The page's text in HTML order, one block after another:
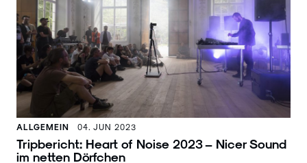
ALLGEMEIN 04. JUN 2023
Tripbericht: Heart of Noise 2023 – Nicer Sound
im netten Dörfchen